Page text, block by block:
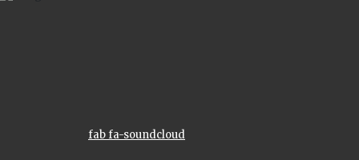
fab fa-soundcloud